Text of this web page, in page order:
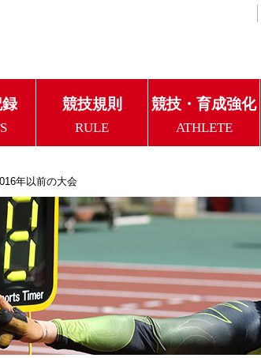
競技規則
RULE
競技・育成強化
ATHLETE
年以前の大会